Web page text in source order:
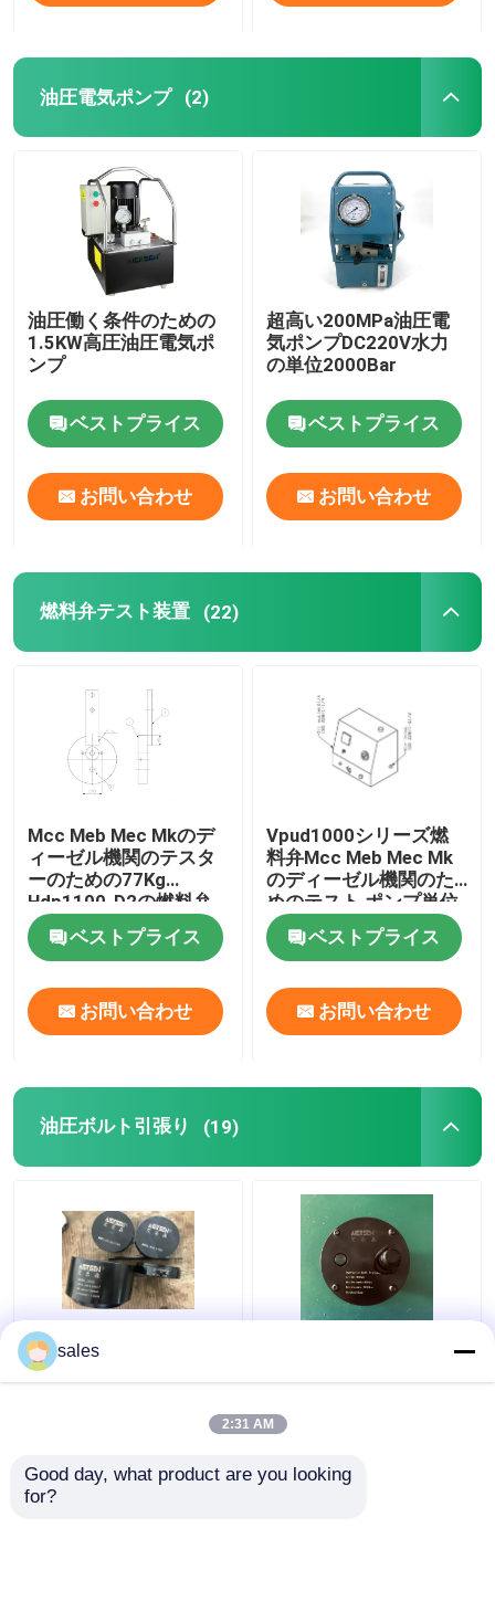
製品
ビデオ
わたしたち に つい て
工場 ツアー
品質管理
ニュース
引金 を 求め て ください
油圧空気ポンプ
油圧電気ポンプ
燃料弁テスト装置
油圧ボルト引張り
水圧シリンダジャック
空気のトルク レンチ
電気トルク レンチ
油圧部品
ガス探知器用具
2つの打撃のディーゼル機関の部品
油圧電気ポンプ (2)
油圧働く条件のための
1.5KW高圧油圧電気ポ
ンプ
ベストプライス
お問い合わせ
超高い200MPa油圧電
気ポンプDC220V水力
の単位2000Bar
ベストプライス
お問い合わせ
燃料弁テスト装置 (22)
Mcc Meb Mec Mkのデ
ィーゼル機関のテスタ
ーのための77Kg
Hdp1100-D2の燃料弁
テスト装置
ベストプライス
お問い合わせ
Vpud1000シリーズ燃
料弁Mcc Meb Mec Mk
のディーゼル機関のた
めのテスト ポンプ単位
ベストプライス
お問い合わせ
油圧ボルト引張り (19)
ターボ680KN油圧ボル
ト引張りにシリンダー
ジャック ピストン棒の
伸張器M36x4
sales
2:31 AM
Good day, what product are you looking
for?